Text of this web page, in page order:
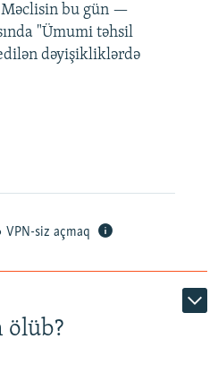
360p 480p
1080p
480p
720p
bu gün —
"Ümumi təhsil
dəyişikliklərdə
VPN-siz açmaq
ölüb?